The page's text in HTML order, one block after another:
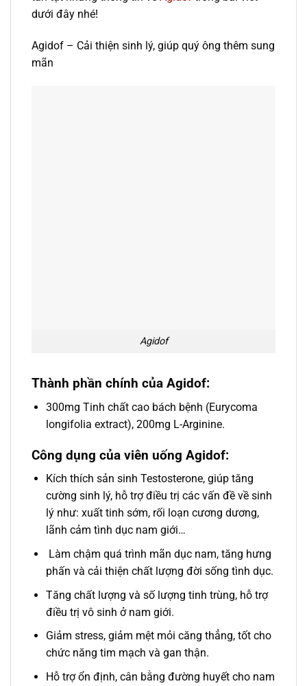
dưới đây nhé!
Agidof – Cải thiện sinh lý, giúp quý ông thêm sung
mãn
Agidof
Thành phần chính của Agidof:
300mg Tinh chất cao bách bệnh (Eurycoma
longifolia extract), 200mg L-Arginine.
Công dụng của viên uống Agidof:
Kích thích sản sinh Testosterone, giúp tăng
cường sinh lý, hỗ trợ điều trị các vấn đề về sinh
lý như: xuất tinh sớm, rối loạn cương dương,
lãnh cảm tình dục nam giới…
Làm chậm quá trình mãn dục nam, tăng hưng
phấn và cải thiện chất lượng đời sống tình dục.
Tăng chất lượng và số lượng tinh trùng, hỗ trợ
điều trị vô sinh ở nam giới.
Giảm stress, giảm mệt mỏi căng thẳng, tốt cho
chức năng tim mạch và gan thận.
Hỗ trợ ổn định, cân bằng đường huyết cho nam